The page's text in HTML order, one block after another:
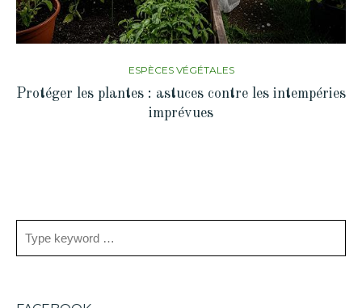
ESPÈCES VÉGÉTALES
Protéger les plantes : astuces contre les intempéries
imprévues